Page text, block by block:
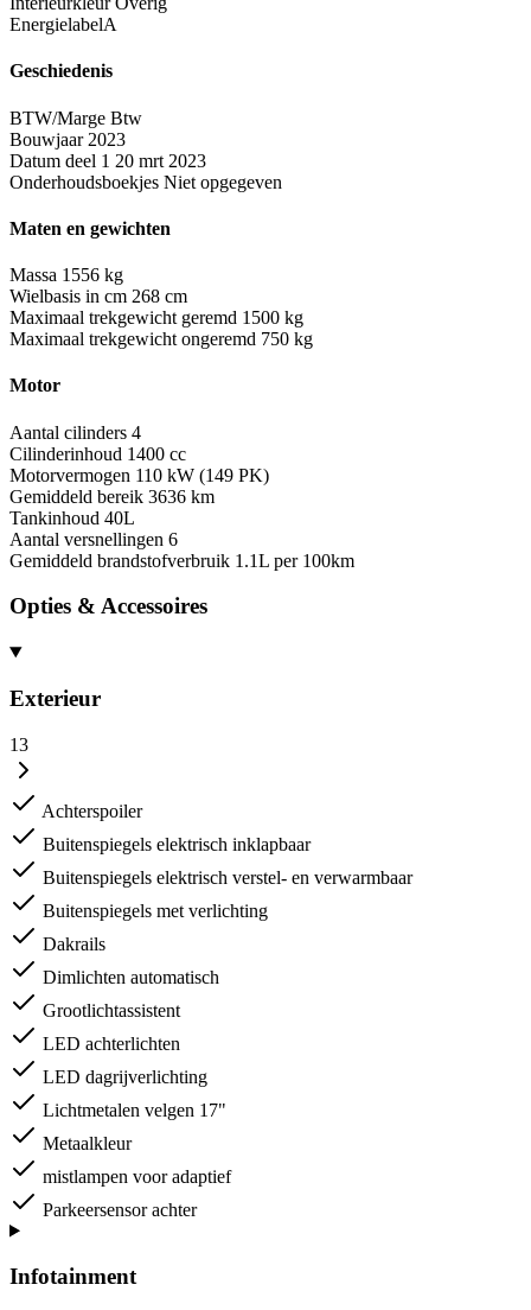
EnergielabelA
Geschiedenis
BTW/Marge Btw
Bouwjaar 2023
Datum deel 1 20 mrt 2023
Onderhoudsboekjes Niet opgegeven
Maten en gewichten
Massa 1556 kg
Wielbasis in cm 268 cm
Maximaal trekgewicht geremd 1500 kg
Maximaal trekgewicht ongeremd 750 kg
Motor
Aantal cilinders 4
Cilinderinhoud 1400 cc
Motorvermogen 110 kW (149 PK)
Gemiddeld bereik 3636 km
Tankinhoud 40L
Aantal versnellingen 6
Gemiddeld brandstofverbruik 1.1L per 100km
Opties & Accessoires
Exterieur
13
Achterspoiler
Buitenspiegels elektrisch inklapbaar
Buitenspiegels elektrisch verstel- en verwarmbaar
Buitenspiegels met verlichting
Dakrails
Dimlichten automatisch
Grootlichtassistent
LED achterlichten
LED dagrijverlichting
Lichtmetalen velgen 17"
Metaalkleur
mistlampen voor adaptief
Parkeersensor achter
Infotainment